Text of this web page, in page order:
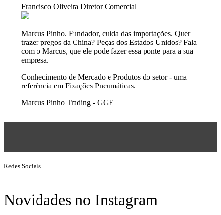
Francisco Oliveira Diretor Comercial
Marcus Pinho. Fundador, cuida das importações. Quer
trazer pregos da China? Peças dos Estados Unidos? Fala
com o Marcus, que ele pode fazer essa ponte para a sua
empresa.
Conhecimento de Mercado e Produtos do setor - uma
referência em Fixações Pneumáticas.
Marcus Pinho Trading - GGE
Redes Sociais
Novidades no Instagram